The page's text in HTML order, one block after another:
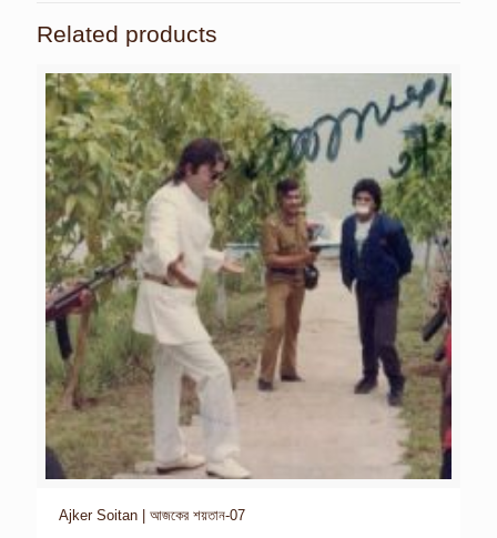
Related products
Ajker Soitan | আজকের শয়তান-07